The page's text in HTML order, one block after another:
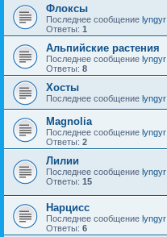
Флоксы
Последнее сообщение lyngyr
Ответы: 1
Альпийские растения
Последнее сообщение lyngyr
Ответы: 8
Хосты
Последнее сообщение lyngyr
Magnolia
Последнее сообщение lyngyr
Ответы: 2
Лилии
Последнее сообщение lyngyr
Ответы: 15
Нарцисс
Последнее сообщение lyngyr
Ответы: 6